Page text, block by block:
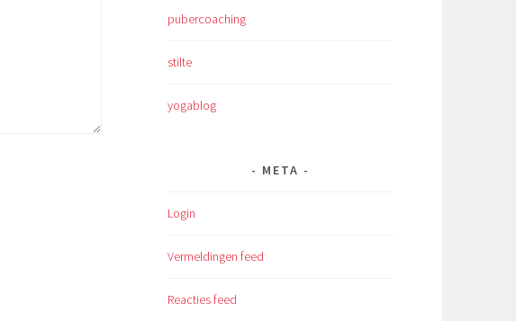
pubercoaching
stilte
yogablog
META
Login
Vermeldingen feed
Reacties feed